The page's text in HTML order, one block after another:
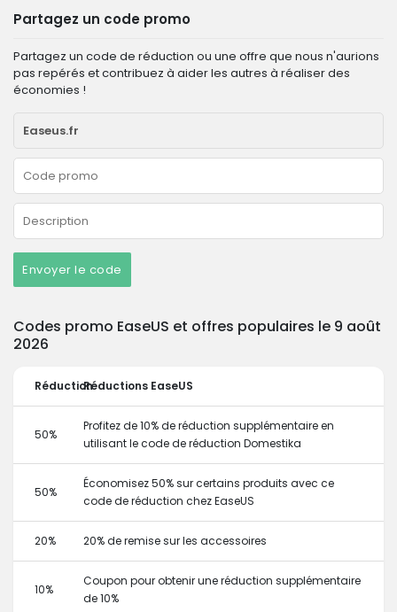
Partagez un code promo
Partagez un code de réduction ou une offre que nous n'aurions
pas repérés et contribuez à aider les autres à réaliser des
économies !
Envoyer le code
Codes promo EaseUS et offres populaires le 9 août
2026
RéductionRéductions EaseUS
50%
Profitez de 10% de réduction supplémentaire en
utilisant le code de réduction Domestika
50%
Économisez 50% sur certains produits avec ce
code de réduction chez EaseUS
20% 20% de remise sur les accessoires
10%
Coupon pour obtenir une réduction supplémentaire
de 10%